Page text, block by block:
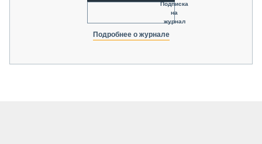
Подписка
на
журнал
Подробнее о журнале